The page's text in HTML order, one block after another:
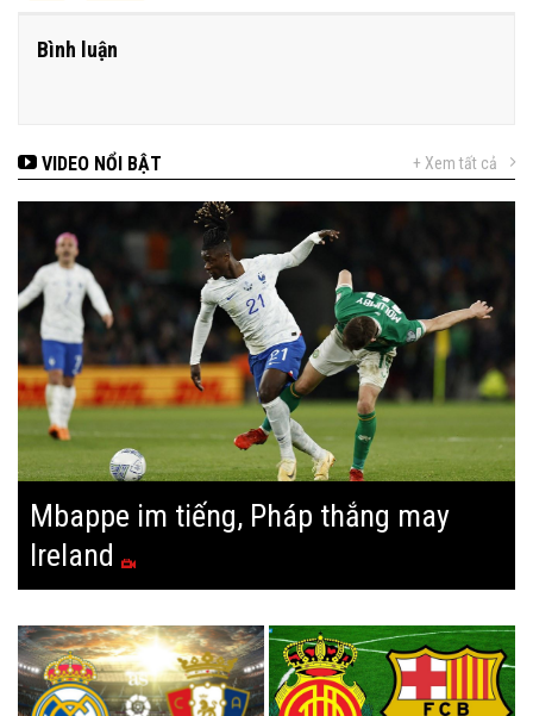
Bình luận
VIDEO NỔI BẬT + Xem tất cả
Mbappe im tiếng, Pháp thắng may
Ireland